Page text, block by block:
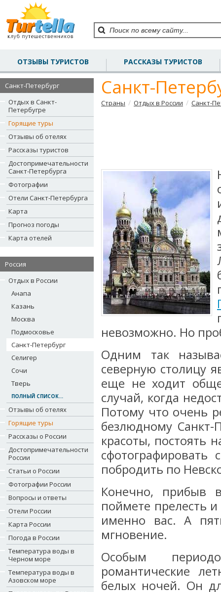
ОТЗЫВЫ ТУРИСТОВ РАССКАЗЫ ТУРИСТОВ
Санкт-Петербург
Отдых в Санкт-
Петербугре
Горящие туры
Отзывы об отелях
Рассказы туристов
Достопримечательности
Санкт-Петербурга
Фотографии
Отели Санкт-Петербурга
Карта
Прогноз погоды
Карта отелей
Россия
Отдых в России
Анапа
Казань
Москва
Подмосковье
Санкт-Петербург
Селигер
Сочи
Тверь
ПОЛНЫЙ СПИСОК...
Отзывы об отелях
Горящие туры
Рассказы о России
Достопримечательности
России
Статьи о России
Фотографии России
Вопросы и ответы
Отели России
Карта России
Погода в России
Температура воды в
Черном море
Температура воды в
Азовском море
Санкт-
Страны / Отдых в России / Санкт-
невозможно. Но
Одним так
северную столицу
еще не ходит
случай, когда
Потому что очень
безлюдному Санкт-
красоты, постоять
побродить по
Конечно, прибыв
поймете прелесть
именно вас. А
мгновение.
Особым
романтические
белых ночей. Он